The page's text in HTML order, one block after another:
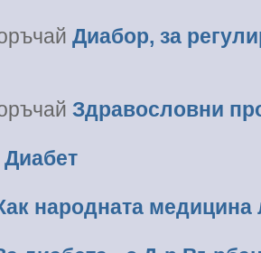
Диабор, за
Здравословни
Диабет
народната медицина